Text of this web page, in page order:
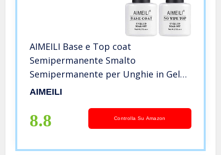
AIMEILI Base e Top coat
Semipermanente Smalto
Semipermanente per Unghie in Gel
Soak Off UV LED Smalti Gel per
Kit per Manicure 2 x 8ml
AIMEILI
8.8 Controlla Su Amazon